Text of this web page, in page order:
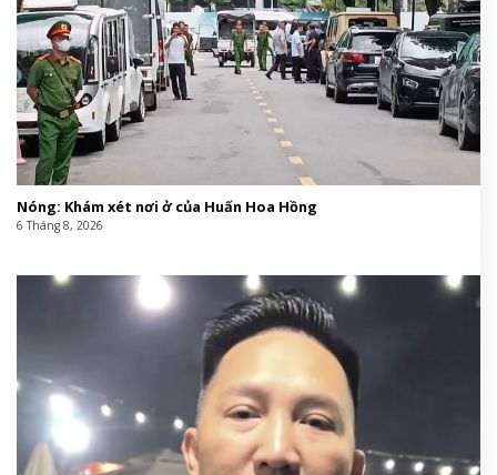
Nóng: Khám xét nơi ở của Huấn Hoa Hồng
6 Tháng 8, 2026